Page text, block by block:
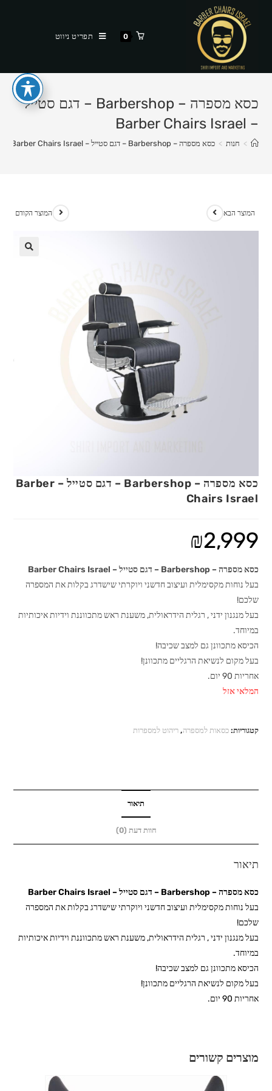
content
0 תפריט ניווט
כסא מספרה – Barbershop – דגם סטייל
– Barber Chairs Israel
> חנות > כסא מספרה – Barbershop – דגם סטייל – Barber Chairs Israel
המוצר הקודם המוצר הבא
כסא מספרה – Barbershop – דגם סטייל – Barber
Chairs Israel
₪2,999
כסא מספרה – Barbershop – דגם סטייל – Barber Chairs Israel
בעל נוחות מקסימלית ועיצוב חדשני ויוקרתי שישדרג בקלות את המספרה
שלכם!
בעל מנגנון ידני , רגלית הידראולית, משענת ראש מתכווננת וידיות איכותיות
במיוחד.
הכיסא מתכוונן גם למצב שכיבה!
בעל מקום לנשיאת הרגליים מתכוונן!
אחריות 90 יום.
המלאי אזל
קטגוריות:כסאות למספרה,ריהוט למספרות
תיאור
חוות דעת (0)
תיאור
כסא מספרה – Barbershop – דגם סטייל – Barber Chairs Israel
בעל נוחות מקסימלית ועיצוב חדשני ויוקרתי שישדרג בקלות את המספרה
שלכם!
בעל מנגנון ידני , רגלית הידראולית, משענת ראש מתכווננת וידיות איכותיות
במיוחד.
הכיסא מתכוונן גם למצב שכיבה!
בעל מקום לנשיאת הרגליים מתכוונן!
אחריות 90 יום.
מוצרים קשורים